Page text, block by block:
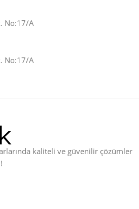
No:17/A
No:17/A
kaliteli ve güvenilir çözümler